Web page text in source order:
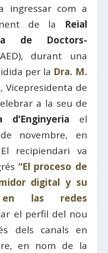
ingressar com a
de la Reial
de Doctors-
durant una
per la Dra. M.
, Vicepresidenta de
a la seu de
el
novembre, en
recipiendari va
“El proceso de
digital y su
en las redes
el perfil del nou
dels canals en
en nom de la